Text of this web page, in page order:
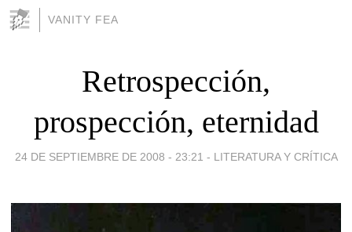
VANITY FEA
Retrospección,
prospección, eternidad
24 DE SEPTIEMBRE DE 2008 - 23:21 - LITERATURA Y CRÍTICA